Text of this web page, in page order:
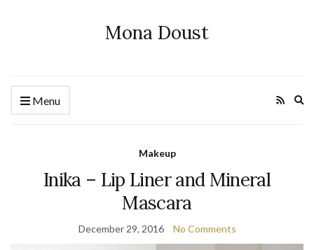
Mona Doust
Menu
Makeup
Inika – Lip Liner and Mineral
Mascara
December 29, 2016 No Comments